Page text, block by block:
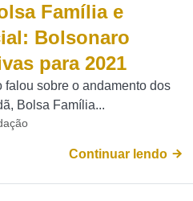
Família e
Bolsonaro
para 2021
sobre o andamento dos
Bolsa Família...
Continuar lendo